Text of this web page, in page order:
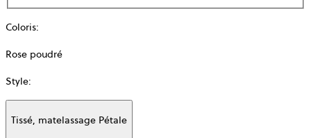
Coloris:
Rose poudré
Style:
Tissé, matelassage Pétale